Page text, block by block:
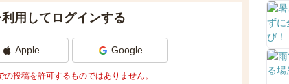
用してログインする
Apple Google
投稿を許可するものではありません。